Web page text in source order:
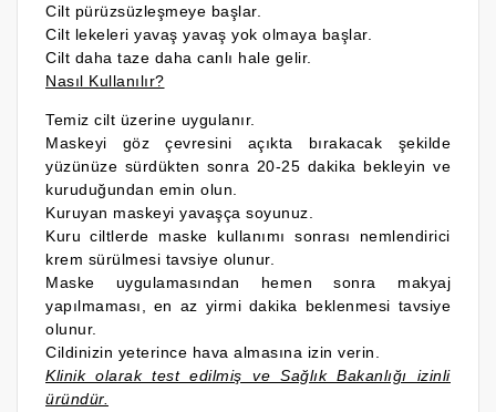
Cilt pürüzsüzleşmeye başlar.
Cilt lekeleri yavaş yavaş yok olmaya başlar.
Cilt daha taze daha canlı hale gelir.
Nasıl Kullanılır?
Temiz cilt üzerine uygulanır.
Maskeyi göz çevresini açıkta bırakacak şekilde
yüzünüze sürdükten sonra 20-25 dakika bekleyin ve
kuruduğundan emin olun.
Kuruyan maskeyi yavaşça soyunuz.
Kuru ciltlerde maske kullanımı sonrası nemlendirici
krem sürülmesi tavsiye olunur.
Maske uygulamasından hemen sonra makyaj
yapılmaması, en az yirmi dakika beklenmesi tavsiye
olunur.
Cildinizin yeterince hava almasına izin verin.
Klinik olarak test edilmiş ve Sağlık Bakanlığı izinli
üründür.